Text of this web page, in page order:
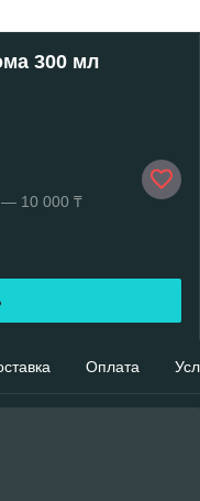
300 мл
— 10 000 ₸
Оплата